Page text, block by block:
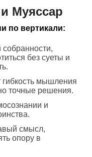
Муяссар
по вертикали:
собранности,
без суеты и
гибкость мышления
точные решения.
и
смысл,
опору в